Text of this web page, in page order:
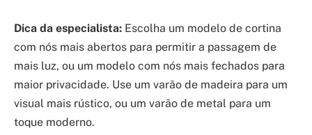
Dica da especialista: Escolha um modelo de cortina
com nós mais abertos para permitir a passagem de
mais luz, ou um modelo com nós mais fechados para
maior privacidade. Use um varão de madeira para um
visual mais rústico, ou um varão de metal para um
toque moderno.